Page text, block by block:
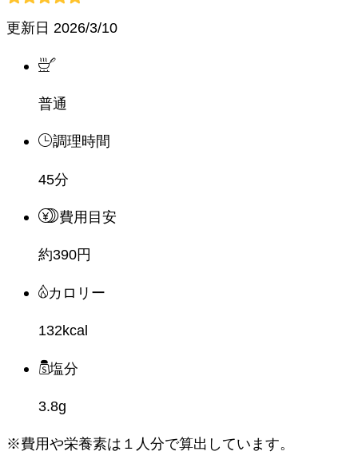
更新日 2026/3/10
普通
調理時間
45分
費用目安
約390円
カロリー
132kcal
塩分
3.8g
※費用や栄養素は １人分で算出しています。